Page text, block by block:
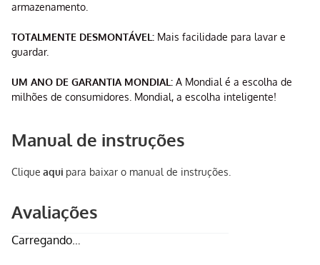
armazenamento.
TOTALMENTE DESMONTÁVEL: Mais facilidade para lavar e
guardar.
UM ANO DE GARANTIA MONDIAL: A Mondial é a escolha de
milhões de consumidores. Mondial, a escolha inteligente!
Manual de instruções
Clique aqui para baixar o manual de instruções.
Avaliações
Carregando…